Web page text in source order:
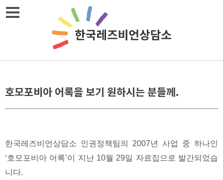
Skip
호모포비아 어록을 보기 원하시는 분들께.
한국레즈비언상담소 인권정책팀의 2007년 사업 중 하나인
‘호모포비아 어록’이 지난 10월 29일 자료집으로 발간되었습
니다.